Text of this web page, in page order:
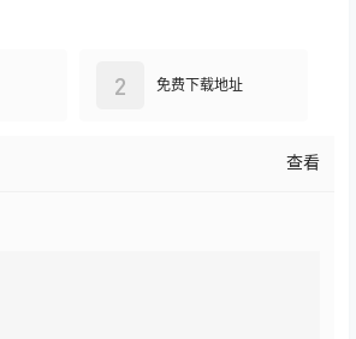
免费下载地址
2
查看